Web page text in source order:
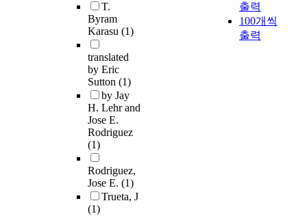
T.
Byram
Karasu (1)
translated
by Eric
Sutton (1)
by Jay
H. Lehr and
Jose E.
Rodriguez
(1)
Rodriguez,
Jose E. (1)
Trueta, J
(1)
출력
100개씩
출력